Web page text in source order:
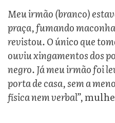
Meu irmão (branco)
praça, fumando
revistou. O único que
ouviu xingamentos dos
negro. Já meu irmão foi
porta de casa, sem a
física nem verbal”,